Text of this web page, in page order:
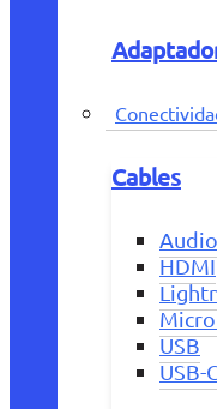
Cables
HDMI
Micro
USB
USB-